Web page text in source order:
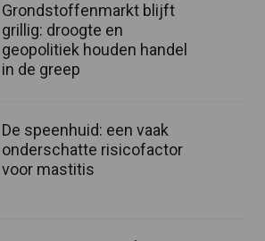
Grondstoffenmarkt blijft
grillig: droogte en
geopolitiek houden handel
in de greep
De speenhuid: een vaak
onderschatte risicofactor
voor mastitis